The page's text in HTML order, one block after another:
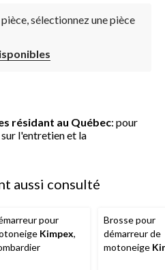
sélectionnez une pièce
résidant au Québec: pour
l'entretien et la
aussi consulté
pour
Kimpex,
Brosse pour
démarreur de
motoneige